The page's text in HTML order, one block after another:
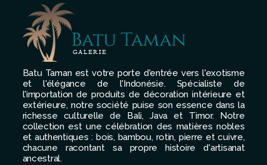
Batu Taman est votre porte d'entrée vers l'exotisme
et l'élégance de l'Indonésie. Spécialiste de
l'importation de produits de décoration intérieure et
extérieure, notre société puise son essence dans la
richesse culturelle de Bali, Java et Timor. Notre
collection est une célébration des matières nobles
et authentiques : bois, bambou, rotin, pierre et cuivre,
chacune racontant sa propre histoire d'artisanat
ancestral.